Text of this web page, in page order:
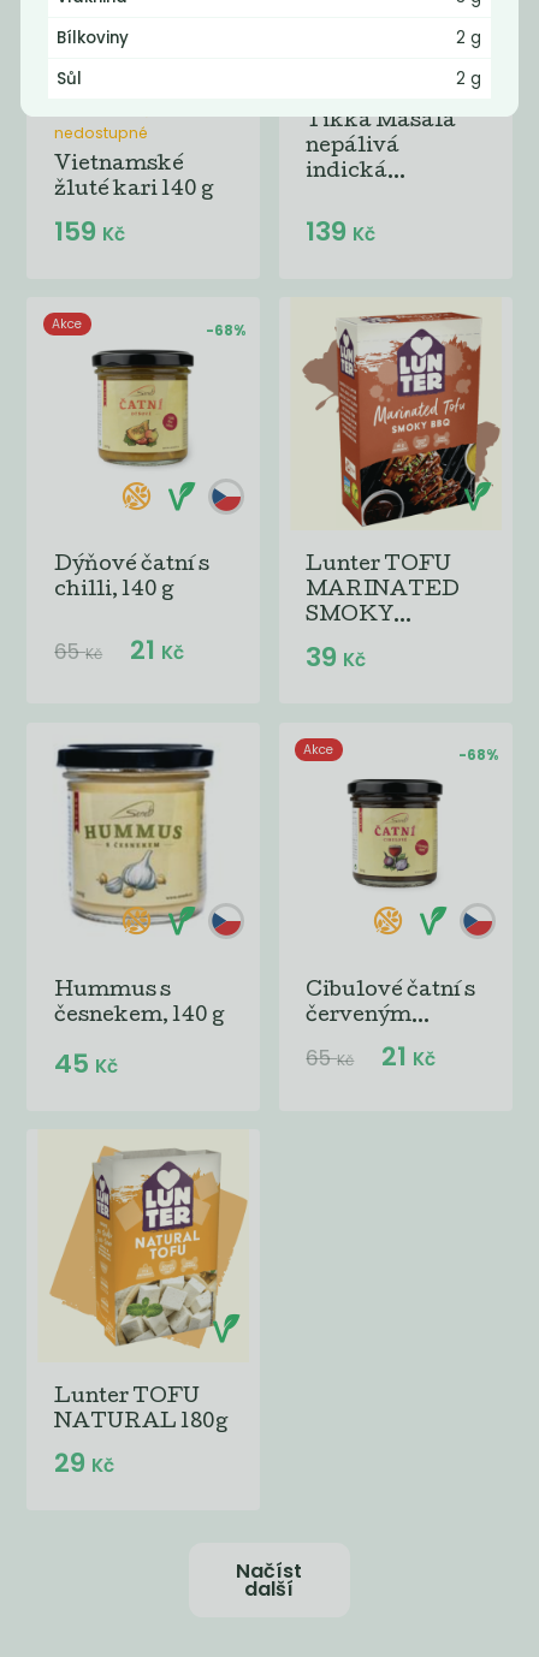
nedostupné
Vietnamské
žluté kari 140 g
159 Kč
Tikka Masala
nepálivá
indická...
139 Kč
Akce -68%
Dýňové čatní s
chilli, 140 g
65Kč 21 Kč
Lunter TOFU
MARINATED
SMOKY...
39 Kč
Hummus s
česnekem, 140 g
45 Kč
Akce -68%
Cibulové čatní s
červeným...
65Kč 21 Kč
Lunter TOFU
NATURAL 180g
29 Kč
Načíst
další
Bílkoviny
2 g
Sůl
2 g